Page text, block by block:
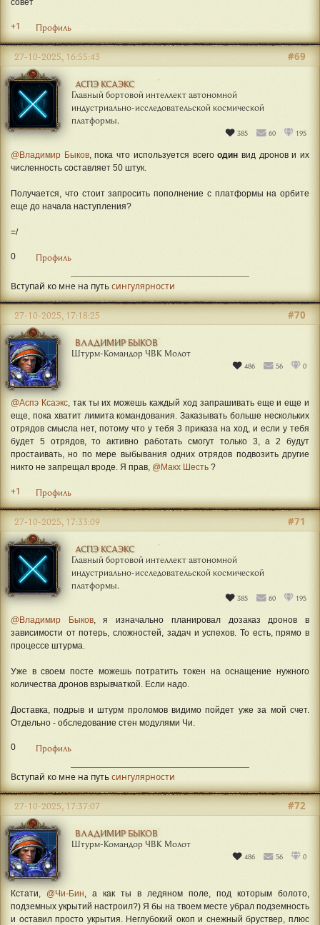
совет
+1 Профиль
АСПЭ КСАЭКС
Главный бортовой интеллект автономной
индустриально-исследовательской космической
платформы.
385 60 195
#69
27-10-2025, 16:55:43
@Владимир Быков, пока что используется всегоодин вид дронов и их
численность составляет 50 штук.
Получается, что стоит запросить пополнение с платформы на орбите
еще до начала наступления?
=/
0 Профиль
Вступай ко мне на путьсингулярности
ВЛАДИМИР БЫКОВ
Штурм-Командор ЧВК Молот
486 56 0
#70
27-10-2025, 17:18:25
@Аспэ Ксаэкс, так ты их можешь каждый ход запрашивать еще и еще и
еще, пока хватит лимита командования. Заказывать больше нескольких
отрядов смысла нет, потому что у тебя 3 приказа на ход, и если у тебя
будет 5 отрядов, то активно работать смогут только 3, а 2 будут
простаивать, но по мере выбывания одних отрядов подвозить другие
никто не запрещал вроде. Я прав, @Макх Шесть ?
+1 Профиль
АСПЭ КСАЭКС
Главный бортовой интеллект автономной
индустриально-исследовательской космической
платформы.
385 60 195
#71
27-10-2025, 17:33:09
@Владимир Быков, я изначально планировал дозаказ дронов в
зависимости от потерь, сложностей, задач и успехов. То есть, прямо в
процессе штурма.
Уже в своем посте можешь потратить токен на оснащение нужного
количества дронов взрывчаткой. Если надо.
Доставка, подрыв и штурм проломов видимо пойдет уже за мой счет.
Отдельно - обследование стен модулями Чи.
0 Профиль
Вступай ко мне на путьсингулярности
ВЛАДИМИР БЫКОВ
Штурм-Командор ЧВК Молот
486 56 0
#72
27-10-2025, 17:37:07
Кстати, @Чи-Бин, а как ты в ледяном поле, под которым болото,
подземных укрытий настроил?) Я бы на твоем месте убрал подземность
и оставил просто укрытия. Неглубокий окоп и снежный бруствер, плюс